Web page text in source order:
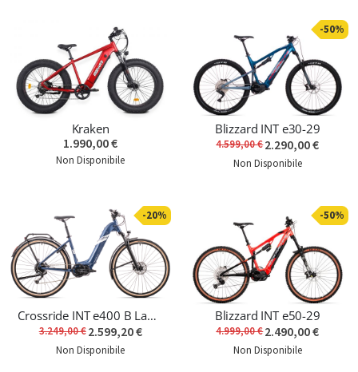
Kraken
1.990,00 €
Non Disponibile
-50%
Blizzard INT e30-29
4.599,00 €2.290,00 €
Non Disponibile
-20%
Crossride INT e400 B Lady Touring
3.249,00 €2.599,20 €
Non Disponibile
-50%
Blizzard INT e50-29
4.999,00 €2.490,00 €
Non Disponibile